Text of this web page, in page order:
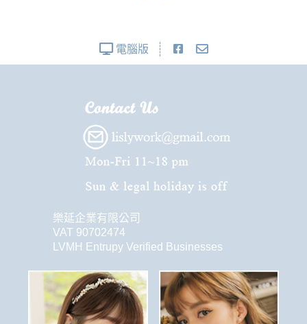
電腦版
樂延企業有限公司
VAT 90702474
LVMH Entrupy Verified Businesses